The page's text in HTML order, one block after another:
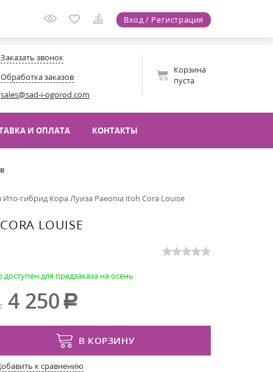
Вход / Регистрация
Заказать звонок
Обработка заказов
sales@sad-i-ogorod.com
Корзина
пуста
И ОПЛАТА КОНТАКТЫ
Ито-гибрид Кора Луиза Paeonia itoh Cora Louise
LOUISE
доступен для предзаказа на осень
4 250
В КОРЗИНУ
к сравнению